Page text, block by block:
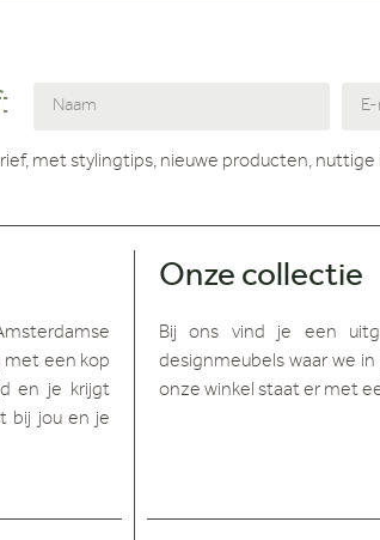
met stylingtips, nieuwe producten,
met een kop
en je krijgt
bij jou en je
Onze collectie
Bij ons vind je een
designmeubels waar we
onze winkel staat er met